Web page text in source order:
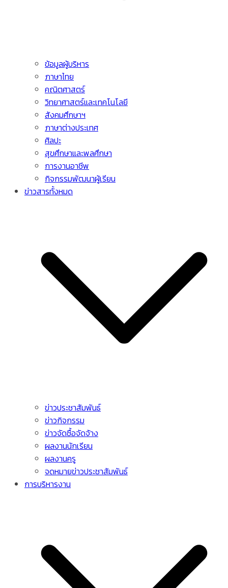
ข้อมูลผู้บริหาร
ภาษาไทย
คณิตศาสตร์
วิทยาศาสตร์และเทคโนโลยี
สังคมศึกษาฯ
ภาษาต่างประเทศ
ศิลปะ
สุขศึกษาและพลศึกษา
การงานอาชีพ
กิจกรรมพัฒนาผู้เรียน
ข่าวสารทั้งหมด
ข่าวประชาสัมพันธ์
ข่าวกิจกรรม
ข่าวจัดซื้อจัดจ้าง
ผลงานนักเรียน
ผลงานครู
จดหมายข่าวประชาสัมพันธ์
การบริหารงาน